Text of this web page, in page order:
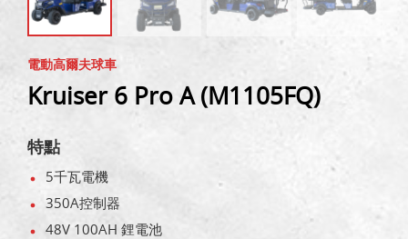
電動高爾夫球車
Kruiser 6 Pro A (M1105FQ)
特點
5千瓦電機
350A控制器
48V 100AH 鋰電池